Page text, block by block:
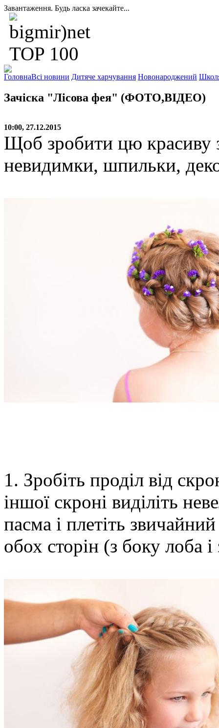
Завантаження. Будь ласка зачекайте...
ГоловнаВсі новини Дитяче харчування Новонароджений
Зачіска "Лісова фея" (ФОТО,ВІДЕО)
10:00, 27.12.2015
Щоб зробити цю красиву
невидимки, шпильки,
1. Зробіть проділ від
іншої скроні виділіть
пасма і плетіть
обох сторін (з боку лоба